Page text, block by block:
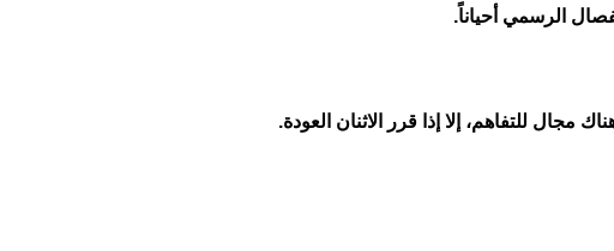
الرسمي أحياناً.
للتفاهم، إلا إذا قرر الاثنان العودة.